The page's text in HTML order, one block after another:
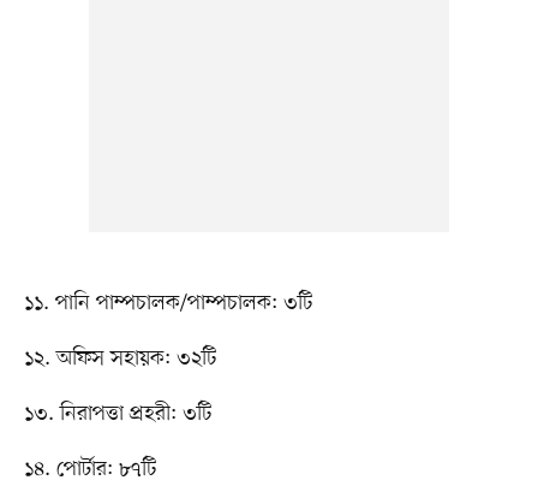
১১. পানি পাম্পচালক/পাম্পচালক: ৩টি
১২. অফিস সহায়ক: ৩২টি
১৩. নিরাপত্তা প্রহরী: ৩টি
১৪. পোর্টার: ৮৭টি